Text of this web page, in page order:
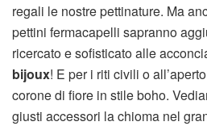
regali le nostre pettinature. Ma
pettini fermacapelli sapranno
ricercato e sofisticato alle
bijoux! E per i riti civili o
corone di fiore in stile boho.
giusti accessori la chioma nel